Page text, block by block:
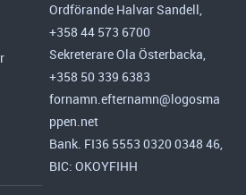
Ordförande Halvar Sandell,
+358 44 573 6700
Sekreterare Ola Österbacka,
+358 50 339 6383
fornamn.efternamn@logosma
ppen.net
Bank. FI36 5553 0320 0348 46,
BIC: OKOYFIHH